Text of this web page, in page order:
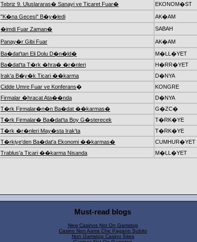
Tebriz 9. Uluslararas� Sanayi ve Ticaret Fuar� EKONOM�ST
"K�na Gecesi" B�y�ledi AK�AM
�imdi Fuar Zaman� SABAH
Panay�r Gibi Fuar AK�AM
Ba�dat'tan Eli Dolu D�n�ld�
M�LL�YET
Ba�dat'ta T�rk �hra� �r�nleri
H�RR�YET
Irak'a B�y�k Ticari ��karma
D�NYA
Cidde Umre Fuar ve Konferans� KONGRE
Firmalar �hracat Ata��nda
D�NYA
T�rk Firmalar�n�n Ba�dat ��karmas�
G�ZC�
T�rk Firmalar� Ba�dat'ta Boy G�sterecek
T�RK�YE
T�rk �r�nleri May�sta Irak'ta
T�RK�YE
T�rkiye'den Ba�dat'a Ekonomi ��karmas�
CUMHUR�YET
Trablus'a Ticari ��karma Nisanda
M�LL�YET
Must-read blogs
New Casinos Not On Gamstop
Casino Non Aams Che Pagano Subito
Non Gamstop Casino Sites